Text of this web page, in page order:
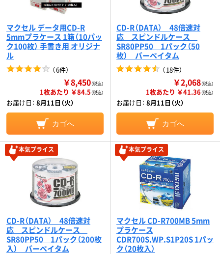
マクセル データ用CD-R
5mmプラケース 1箱（10パッ
ク100枚） 手書き用 オリジナ
ル
（6件）
￥8,450（税込）
1枚あたり ￥84.5（税込）
お届け日： 8月11日（火）
カゴへ
CD-R（DATA） 48倍速対
応 スピンドルケース
SR80PP50 1パック（50
枚） バーベイタム
（18件）
￥2,068（税込）
1枚あたり ￥41.36（税込）
お届け日： 8月11日（火）
カゴへ
本気プライス
CD-R（DATA） 48倍速対
応 スピンドルケース
SR80PP50 1パック（200枚
入） バーベイタム
本気プライス
マクセル CD-R700MB 5mm
プラケース
CDR700S.WP.S1P20S 1パッ
ク（20枚入）